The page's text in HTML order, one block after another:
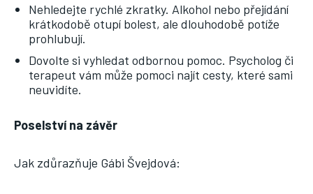
Nehledejte rychlé zkratky. Alkohol nebo přejídání
krátkodobě otupí bolest, ale dlouhodobě potíže
prohlubují.
Dovolte si vyhledat odbornou pomoc. Psycholog či
terapeut vám může pomoci najít cesty, které sami
neuvidíte.
Poselství na závěr
Jak zdůrazňuje Gábi Švejdová: